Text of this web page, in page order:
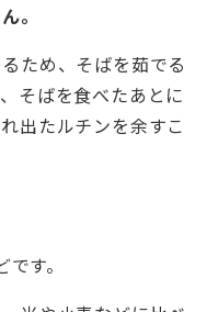
。
ため、そばを茹でる
そばを食べたあとに
出たルチンを余すこ
す。